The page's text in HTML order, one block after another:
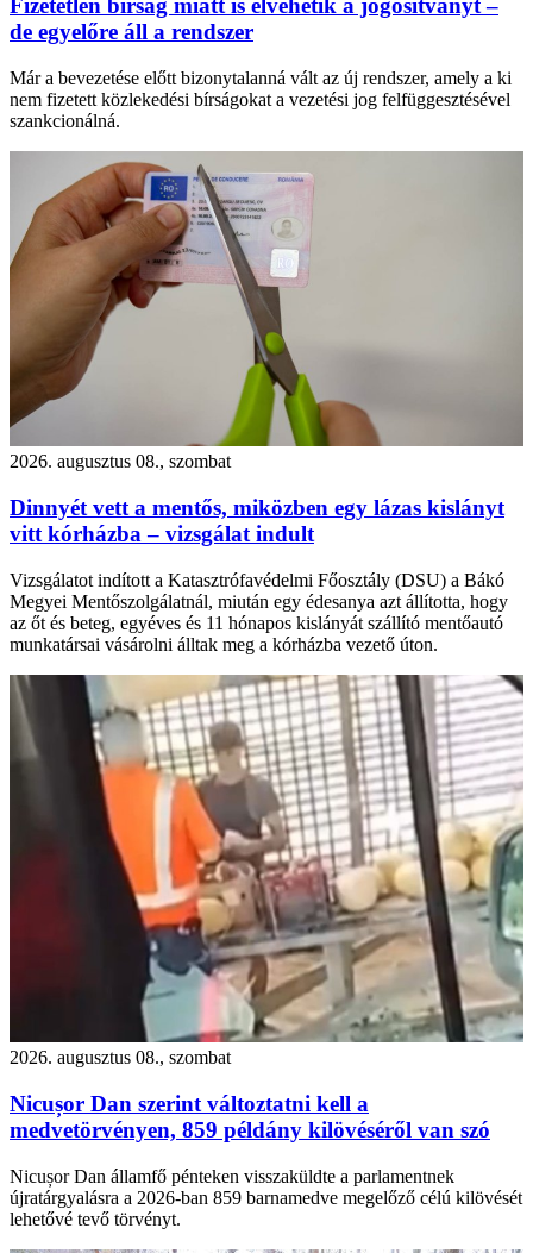
Fizetetlen bírság miatt is elvehetik a jogosítványt –
de egyelőre áll a rendszer
Már a bevezetése előtt bizonytalanná vált az új rendszer, amely a ki
nem fizetett közlekedési bírságokat a vezetési jog felfüggesztésével
szankcionálná.
2026. augusztus 08., szombat
Dinnyét vett a mentős, miközben egy lázas kislányt
vitt kórházba – vizsgálat indult
Vizsgálatot indított a Katasztrófavédelmi Főosztály (DSU) a Bákó
Megyei Mentőszolgálatnál, miután egy édesanya azt állította, hogy
az őt és beteg, egyéves és 11 hónapos kislányát szállító mentőautó
munkatársai vásárolni álltak meg a kórházba vezető úton.
2026. augusztus 08., szombat
Nicușor Dan szerint változtatni kell a
medvetörvényen, 859 példány kilövéséről van szó
Nicușor Dan államfő pénteken visszaküldte a parlamentnek
újratárgyalásra a 2026-ban 859 barnamedve megelőző célú kilövését
lehetővé tevő törvényt.